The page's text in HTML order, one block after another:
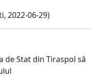
2022-06-29)
de Stat din Tiraspol să